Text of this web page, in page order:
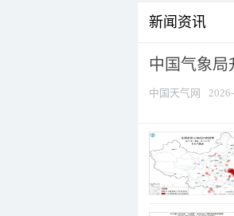
新闻资讯
中国气象
中国天气网